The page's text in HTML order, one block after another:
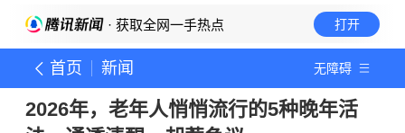
· 获取全网一手热点 打开
首页 新闻 无障碍
2026年，老年人悄悄流行的5种晚年活